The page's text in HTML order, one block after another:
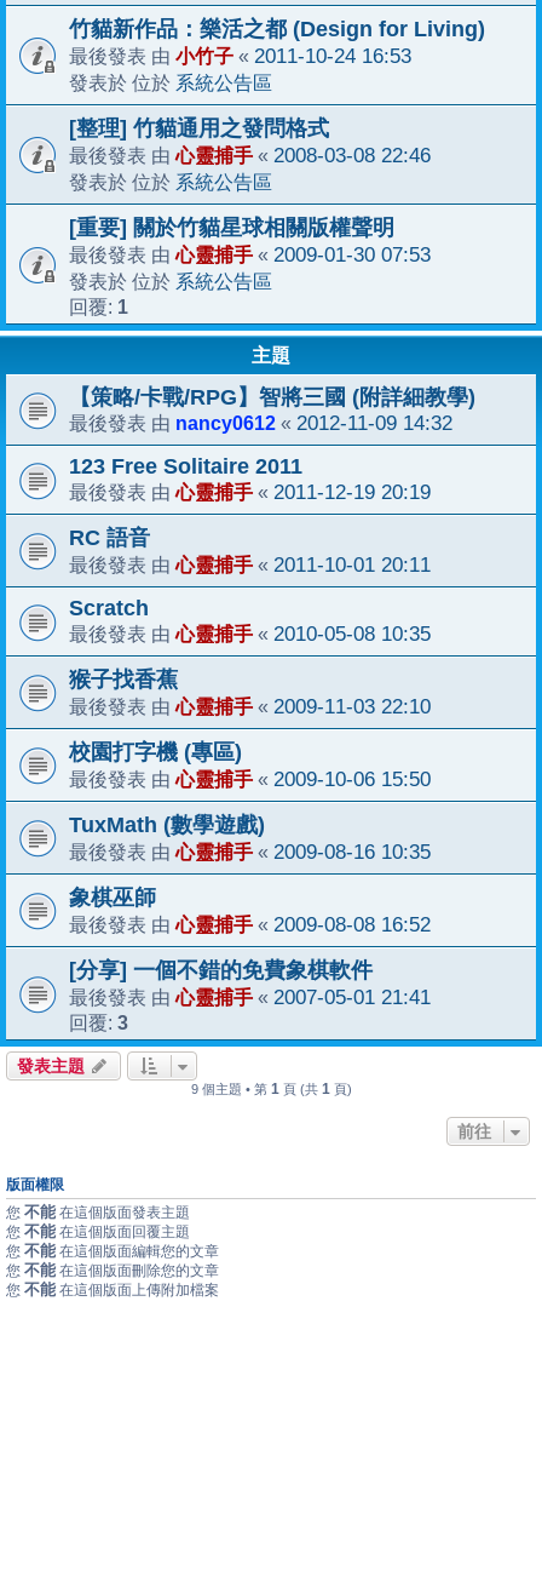
竹貓新作品：樂活之都 (Design for Living)
最後發表 由 小竹子 « 2011-10-24 16:53
發表於 位於 系統公告區
[整理] 竹貓通用之發問格式
最後發表 由心靈捕手 « 2008-03-08 22:46
發表於 位於 系統公告區
[重要] 關於竹貓星球相關版權聲明
最後發表 由心靈捕手 « 2009-01-30 07:53
發表於 位於 系統公告區
回覆: 1
主題
【策略/卡戰/RPG】智將三國 (附詳細教學)
最後發表 由 nancy0612 « 2012-11-09 14:32
123 Free Solitaire 2011
最後發表 由心靈捕手 « 2011-12-19 20:19
RC 語音
最後發表 由心靈捕手 « 2011-10-01 20:11
Scratch
最後發表 由心靈捕手 « 2010-05-08 10:35
猴子找香蕉
最後發表 由心靈捕手 « 2009-11-03 22:10
校園打字機 (專區)
最後發表 由心靈捕手 « 2009-10-06 15:50
TuxMath (數學遊戲)
最後發表 由心靈捕手 « 2009-08-16 10:35
象棋巫師
最後發表 由心靈捕手 « 2009-08-08 16:52
[分享] 一個不錯的免費象棋軟件
最後發表 由心靈捕手 « 2007-05-01 21:41
回覆: 3
發表主題
9 個主題 • 第 1 頁 (共 1 頁)
前往
版面權限
您 不能 在這個版面發表主題
您 不能 在這個版面回覆主題
您 不能 在這個版面編輯您的文章
您 不能 在這個版面刪除您的文章
您 不能 在這個版面上傳附加檔案